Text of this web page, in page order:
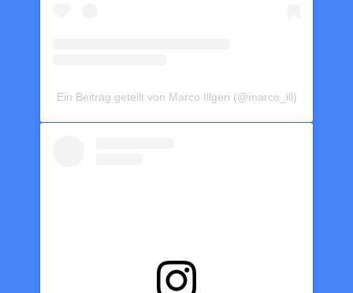
Ein Beitrag geteilt von Marco Illgen (@marco_ill)